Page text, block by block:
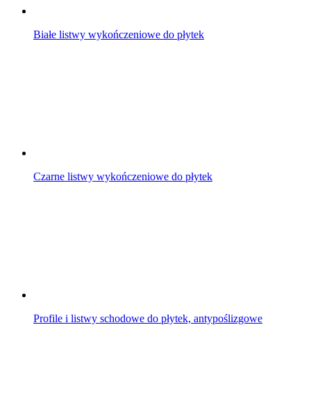
Białe listwy wykończeniowe do płytek
Czarne listwy wykończeniowe do płytek
Profile i listwy schodowe do płytek, antypoślizgowe